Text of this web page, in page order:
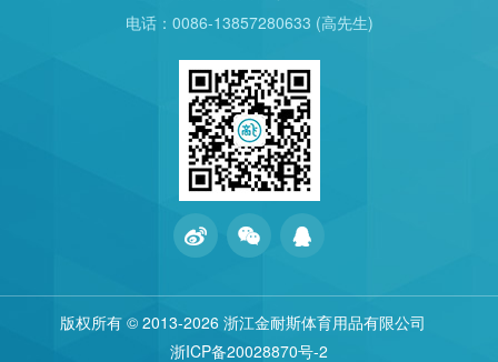
电话：0086-13857280633 (高先生)
版权所有 © 2013-2026 浙江金耐斯体育用品有限公司
浙ICP备20028870号-2